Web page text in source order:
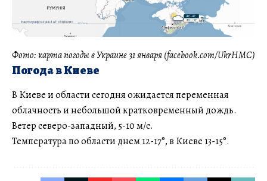
Фото: карта погоды в Украине 31 января (facebook.com/UkrHMC)
Погода в Киеве
В Киеве и области сегодня ожидается переменная
облачность и небольшой кратковременный дождь.
Ветер северо-западный, 5-10 м/с.
Температура по области днем 12-17°, в Киеве 13-15°.